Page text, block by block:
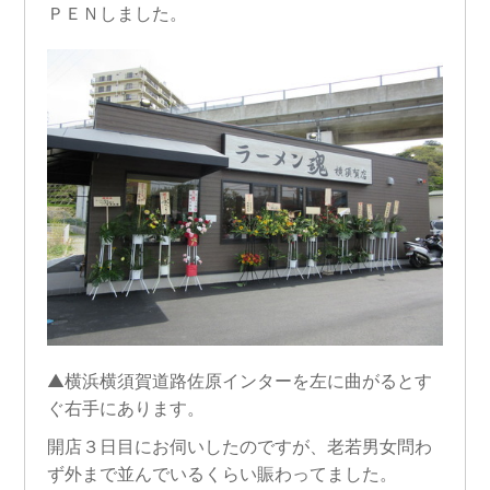
ＰＥＮしました。
▲横浜横須賀道路佐原インターを左に曲がるとす
ぐ右手にあります。
開店３日目にお伺いしたのですが、老若男女問わ
ず外まで並んでいるくらい賑わってました。